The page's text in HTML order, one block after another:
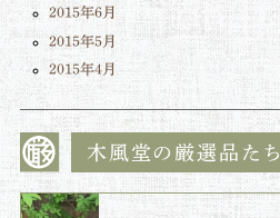
2015年6月
2015年5月
2015年4月
木風堂の厳選品たち